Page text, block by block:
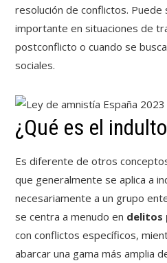
resolución de conflictos. Puede
importante en situaciones de
postconflicto o cuando se
sociales.
¿Qué es el
Es diferente de otros
que generalmente se aplica a
necesariamente a un grupo
se centra a menudo en delitos
con conflictos específicos,
abarcar una gama más amplia